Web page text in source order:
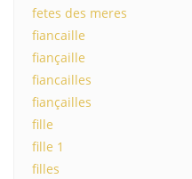
fetes des meres
fiancaille
fiançaille
fiancailles
fiançailles
fille
fille 1
filles